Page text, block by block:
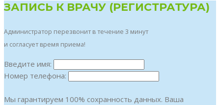
ЗАПИСЬ К ВРАЧУ (РЕГИСТРАТУРА)
Администратор перезвонит в течение 3 минут
и согласует время приема!
Введите имя:
Номер телефона:
Мы гарантируем 100% сохранность данных. Ваша